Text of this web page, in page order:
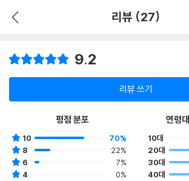
리뷰 (27)
9.2
리뷰 쓰기
평점 분포
10
70%
8
22%
6
7%
4
0%
연령
10대
20대
30대
40대